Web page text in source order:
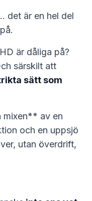
det är en hel del
är dåliga på?
särskilt att
sätt som
mixen** av en
och en uppsjö
utan överdrift,